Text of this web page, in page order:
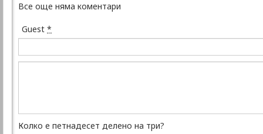
Все още няма коментари
Guest *
Колко е петнадесет делено на три?